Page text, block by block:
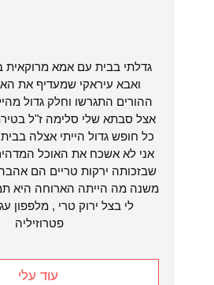
גדלתי בבית עם אמא מרוקאית
ואבא עיראקי שמעדיף את
ההורים התגרשו וחלק גדול
אצל סבתא שלי סלימה ז"ל
כל חופש גדול הייתי אצלה בבית עד
אני לא אשכח את האוכל
שבזכותה ירקות טריים הם
משנה מה הייתה הארוחה היא
לי בצל ירוק טרי , מלפפון
פטרוזיליה
עוד עלי